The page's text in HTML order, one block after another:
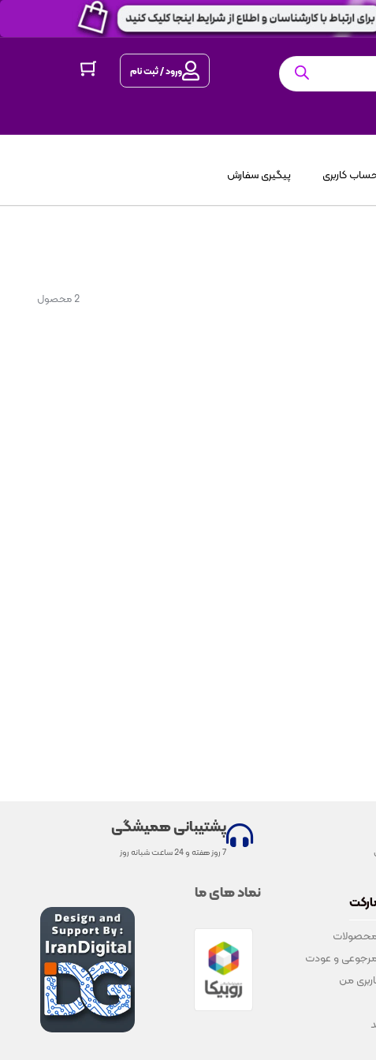
ورود / ثبت نام
کاربری پیگیری سفارش
2 محصول
پشتیبانی همیشگی
7 روز هفته و 24 ساعت شبانه روز
و عودت
من
نماد های ما